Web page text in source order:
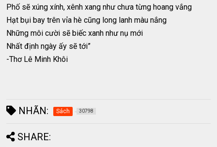
Phố sẽ xúng xính, xênh xang như chưa từng hoang vắng
Hạt bụi bay trên vỉa hè cũng long lanh màu nắng
Những môi cười sẽ biếc xanh như nụ mới
Nhất định ngày ấy sẽ tới”
-Thơ Lê Minh Khôi
NHÃN: Sách 30798
SHARE: